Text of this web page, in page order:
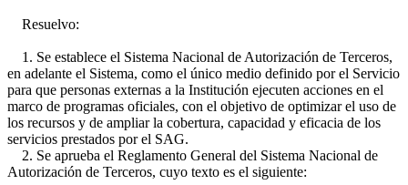
Resuelvo:
1. Se establece el Sistema Nacional de Autorización de Terceros,
en adelante el Sistema, como el único medio definido por el Servicio
para que personas externas a la Institución ejecuten acciones en el
marco de programas oficiales, con el objetivo de optimizar el uso de
los recursos y de ampliar la cobertura, capacidad y eficacia de los
servicios prestados por el SAG.
2. Se aprueba el Reglamento General del Sistema Nacional de
Autorización de Terceros, cuyo texto es el siguiente: